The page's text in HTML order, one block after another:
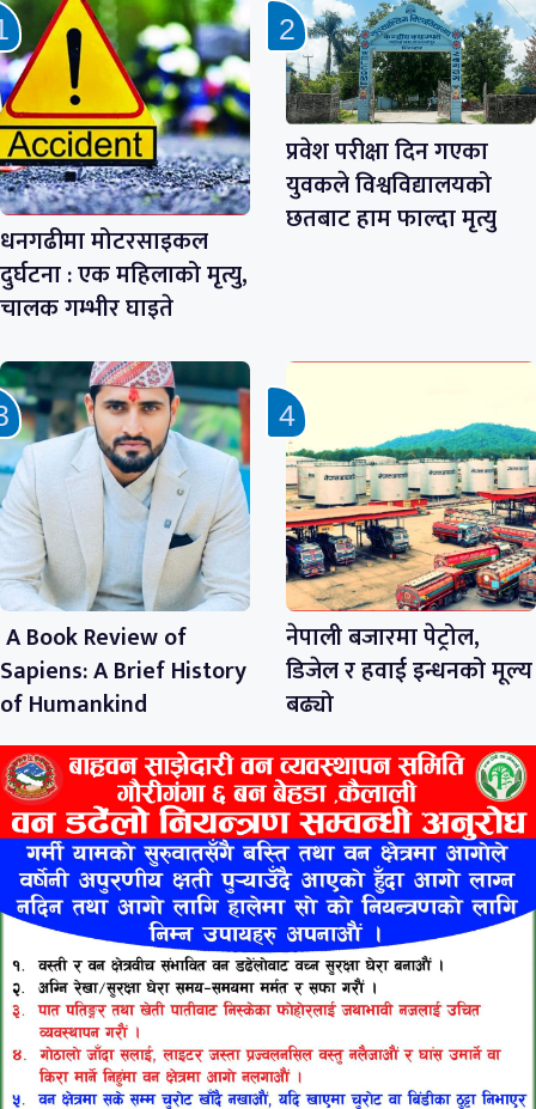
धनगढीमा मोटरसाइकल
दुर्घटना : एक महिलाको मृत्यु,
चालक गम्भीर घाइते
प्रवेश परीक्षा दिन गएका
युवकले विश्वविद्यालयको
छतबाट हाम फाल्दा मृत्यु
A Book Review of
Sapiens: A Brief History
of Humankind
नेपाली बजारमा पेट्रोल,
डिजेल र हवाई इन्धनको मूल्य
बढ्यो